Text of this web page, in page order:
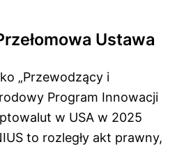
Ustawa
„Przewodzący i
Program Innowacji
w USA w 2025
to rozległy akt prawny,